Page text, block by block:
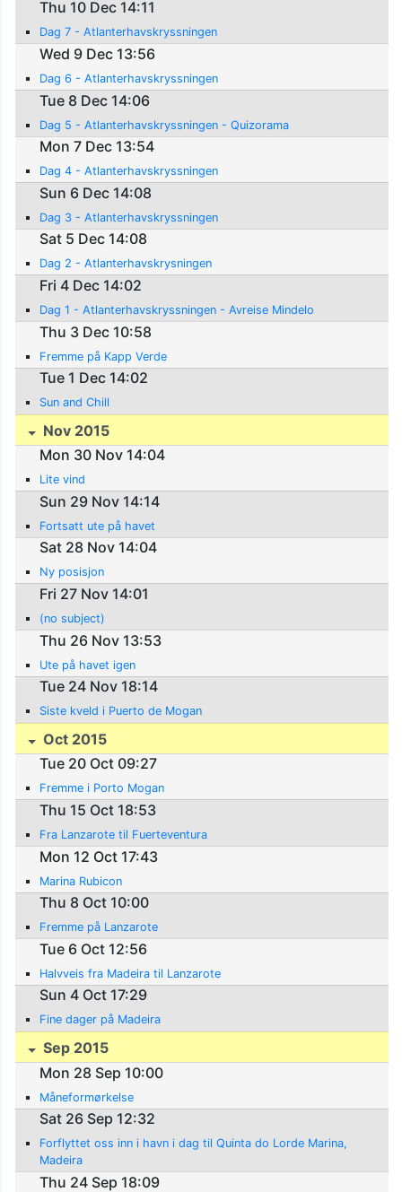
Thu 10 Dec 14:11
Dag 7 - Atlanterhavskryssningen
Wed 9 Dec 13:56
Dag 6 - Atlanterhavskryssningen
Tue 8 Dec 14:06
Dag 5 - Atlanterhavskryssningen - Quizorama
Mon 7 Dec 13:54
Dag 4 - Atlanterhavskryssningen
Sun 6 Dec 14:08
Dag 3 - Atlanterhavskryssningen
Sat 5 Dec 14:08
Dag 2 - Atlanterhavskrysningen
Fri 4 Dec 14:02
Dag 1 - Atlanterhavskryssningen - Avreise Mindelo
Thu 3 Dec 10:58
Fremme på Kapp Verde
Tue 1 Dec 14:02
Sun and Chill
Nov 2015
Mon 30 Nov 14:04
Lite vind
Sun 29 Nov 14:14
Fortsatt ute på havet
Sat 28 Nov 14:04
Ny posisjon
Fri 27 Nov 14:01
(no subject)
Thu 26 Nov 13:53
Ute på havet igen
Tue 24 Nov 18:14
Siste kveld i Puerto de Mogan
Oct 2015
Tue 20 Oct 09:27
Fremme i Porto Mogan
Thu 15 Oct 18:53
Fra Lanzarote til Fuerteventura
Mon 12 Oct 17:43
Marina Rubicon
Thu 8 Oct 10:00
Fremme på Lanzarote
Tue 6 Oct 12:56
Halvveis fra Madeira til Lanzarote
Sun 4 Oct 17:29
Fine dager på Madeira
Sep 2015
Mon 28 Sep 10:00
Måneformørkelse
Sat 26 Sep 12:32
Forflyttet oss inn i havn i dag til Quinta do Lorde Marina,
Madeira
Thu 24 Sep 18:09